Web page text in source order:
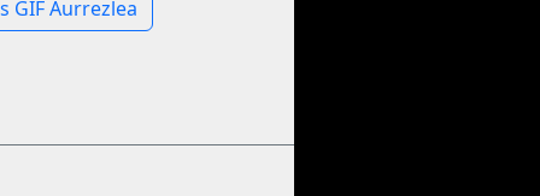
GIF Aurrezlea